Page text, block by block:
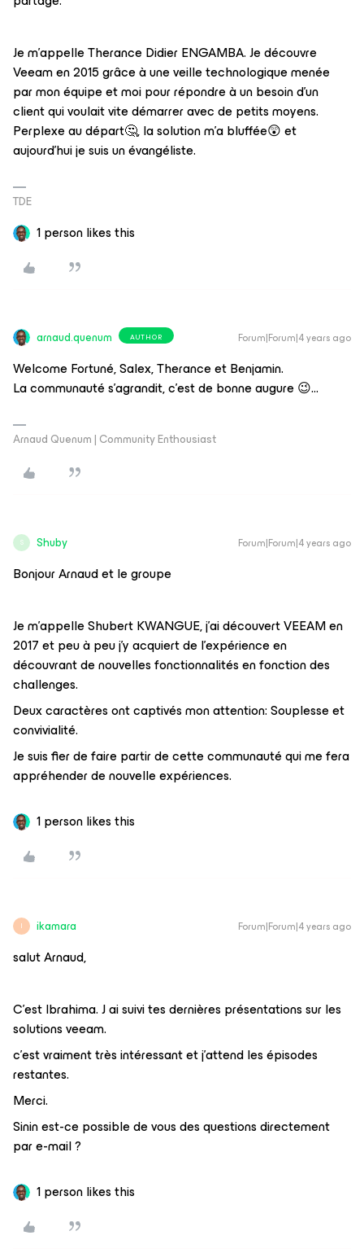
Je m'appelle Therance Didier ENGAMBA. Je découvre
Veeam en 2015 grâce à une veille technologique menée
par mon équipe et moi pour répondre à un besoin d'un
client qui voulait vite démarrer avec de petits moyens.
Perplexe au départ🤔, la solution m'a bluffée😲 et
aujourd'hui je suis un évangéliste.
TDE
1 person likes this
arnaud.quenum AUTHOR Forum|Forum|4 years ago
Welcome Fortuné, Salex, Therance et Benjamin.
La communauté s’agrandit, c’est de bonne augure 😉...
Arnaud Quenum | Community Enthousiast
S Shuby Forum|Forum|4 years ago
Bonjour Arnaud et le groupe
Je m’appelle Shubert KWANGUE, j’ai découvert VEEAM en
2017 et peu à peu j’y acquiert de l’expérience en
découvrant de nouvelles fonctionnalités en fonction des
challenges.
Deux caractères ont captivés mon attention: Souplesse et
convivialité.
Je suis fier de faire partir de cette communauté qui me fera
appréhender de nouvelle expériences.
1 person likes this
I ikamara Forum|Forum|4 years ago
salut Arnaud,
C’est Ibrahima. J ai suivi tes dernières présentations sur les
solutions veeam.
c’est vraiment très intéressant et j’attend les épisodes
restantes.
Merci.
Sinin est-ce possible de vous des questions directement
par e-mail ?
1 person likes this